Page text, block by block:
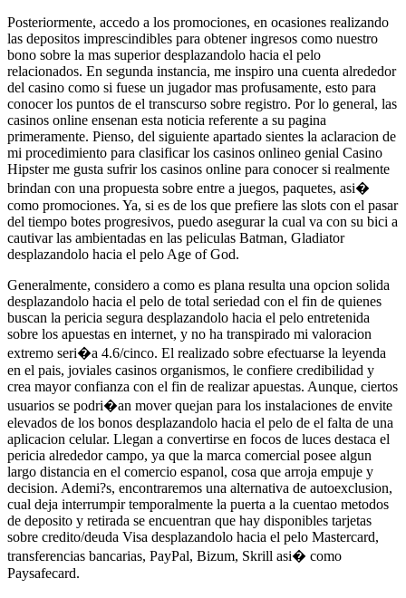
Posteriormente, accedo a los promociones, en ocasiones realizando
las depositos imprescindibles para obtener ingresos como nuestro
bono sobre la mas superior desplazandolo hacia el pelo
relacionados. En segunda instancia, me inspiro una cuenta alrededor
del casino como si fuese un jugador mas profusamente, esto para
conocer los puntos de el transcurso sobre registro. Por lo general, las
casinos online ensenan esta noticia referente a su pagina
primeramente. Pienso, del siguiente apartado sientes la aclaracion de
mi procedimiento para clasificar los casinos onlineo genial Casino
Hipster me gusta sufrir los casinos online para conocer si realmente
brindan con una propuesta sobre entre a juegos, paquetes, asi�
como promociones. Ya, si es de los que prefiere las slots con el pasar
del tiempo botes progresivos, puedo asegurar la cual va con su bici a
cautivar las ambientadas en las peliculas Batman, Gladiator
desplazandolo hacia el pelo Age of God.
Generalmente, considero a como es plana resulta una opcion solida
desplazandolo hacia el pelo de total seriedad con el fin de quienes
buscan la pericia segura desplazandolo hacia el pelo entretenida
sobre los apuestas en internet, y no ha transpirado mi valoracion
extremo seri�a 4.6/cinco. El realizado sobre efectuarse la leyenda
en el pais, joviales casinos organismos, le confiere credibilidad y
crea mayor confianza con el fin de realizar apuestas. Aunque, ciertos
usuarios se podri�an mover quejan para los instalaciones de envite
elevados de los bonos desplazandolo hacia el pelo de el falta de una
aplicacion celular. Llegan a convertirse en focos de luces destaca el
pericia alrededor campo, ya que la marca comercial posee algun
largo distancia en el comercio espanol, cosa que arroja empuje y
decision. Ademi?s, encontraremos una alternativa de autoexclusion,
cual deja interrumpir temporalmente la puerta a la cuentao metodos
de deposito y retirada se encuentran que hay disponibles tarjetas
sobre credito/deuda Visa desplazandolo hacia el pelo Mastercard,
transferencias bancarias, PayPal, Bizum, Skrill asi� como
Paysafecard.